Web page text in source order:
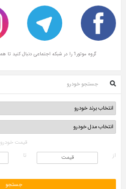
گروه موتور1 را در شبکه اجتماعی دنبال کنید تا همیشه از آخرین اخبار ما مطلع باشید!
جستجو خودرو
قیمت خودرو
از
تا